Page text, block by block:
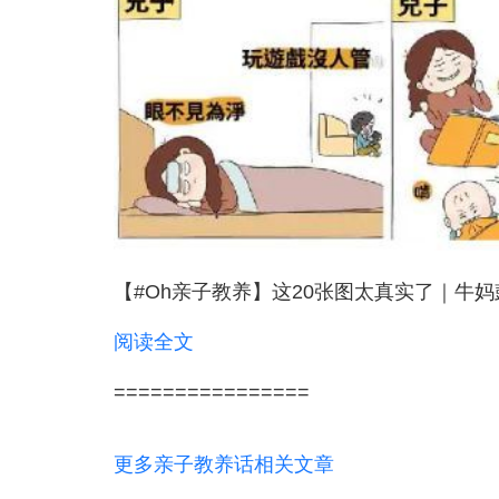
【#Oh亲子教养】这20张图太真实了｜牛
阅读全文
================
更多亲子教养话相关文章